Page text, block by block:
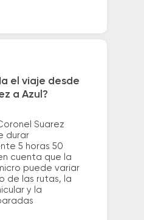
el viaje desde
a Azul?
Suarez
durar
5 horas 50
cuenta que la
puede variar
de las rutas, la
y la